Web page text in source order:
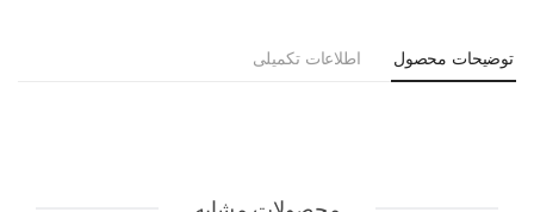
توضیحات محصول اطلاعات تکمیلی